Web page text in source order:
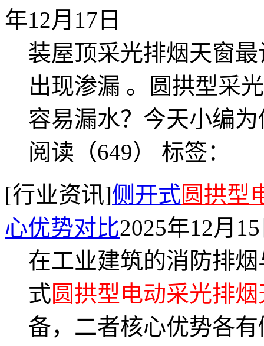
年12月17日
装屋顶采光排烟天窗
出现渗漏 。圆拱型采
容易漏水？今天小编
阅读（649） 标签：
[行业资讯]侧开式圆拱型
心优势对比2025年12月
在工业建筑的消防排
式圆拱型电动采光排
备，二者核心优势各